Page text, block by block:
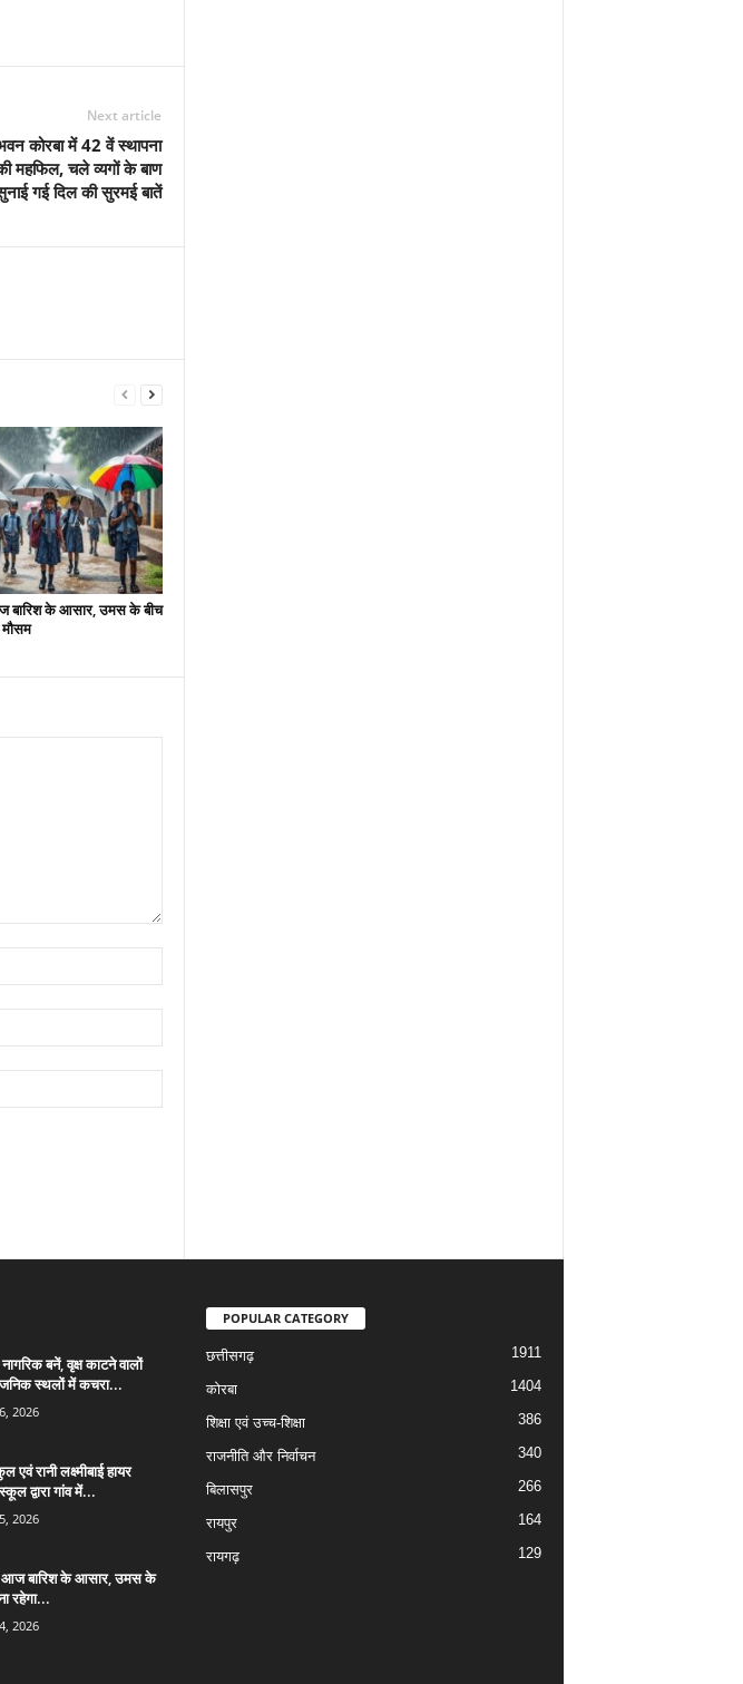
Next article
कोरबा में 42 वें स्थापना
महफिल, चले व्यगों के बाण
गई दिल की सुरमई बातें
बारिश के आसार, उमस के बीच
मौसम
बनें, वृक्ष काटने वालों
स्थलों में कचरा...
2026
रानी लक्ष्मीबाई हायर
द्वारा गांव में...
2026
आज बारिश के आसार, उमस के
रहेगा...
2026
POPULAR CATEGORY
छत्तीसगढ़ 1911
कोरबा 1404
शिक्षा एवं उच्च-शिक्षा 386
राजनीति और निर्वाचन 340
बिलासपुर 266
रायपुर 164
रायगढ़ 129